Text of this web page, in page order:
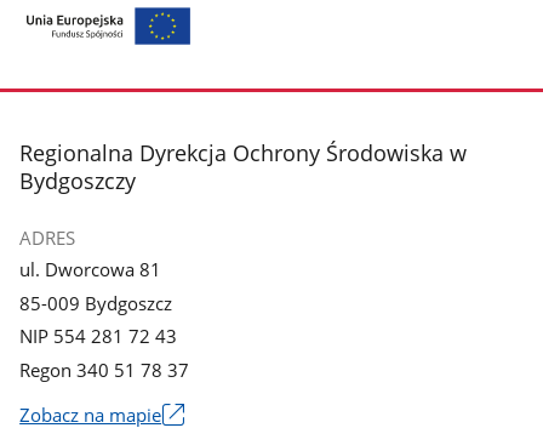
stopka
Regionalna Dyrekcja Ochrony Środowiska w
Bydgoszczy
ADRES
ul. Dworcowa 81
85-009 Bydgoszcz
NIP 554 281 72 43
Regon 340 51 78 37
Zobacz na mapie